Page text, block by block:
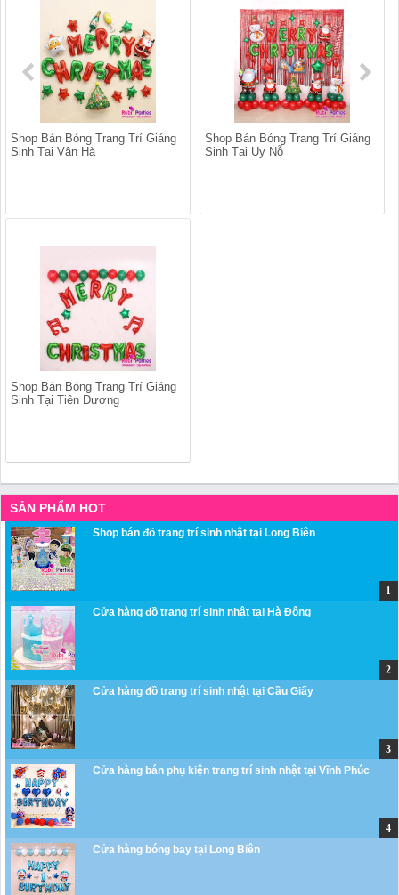
Shop Bán Bóng Trang Trí Giáng
Sinh Tại Vân Hà
Shop Bán Bóng Trang Trí Giáng
Sinh Tại Uy Nỗ
Shop Bán Bóng Trang Trí Giáng
Sinh Tại Tiên Dương
SẢN PHẨM HOT
Shop bán đồ trang trí sinh nhật tại Long Biên
Cửa hàng đồ trang trí sinh nhật tại Hà Đông
Cửa hàng đồ trang trí sinh nhật tại Cầu Giấy
Cửa hàng bán phụ kiện trang trí sinh nhật tại Vĩnh Phúc
Cửa hàng bóng bay tại Long Biên